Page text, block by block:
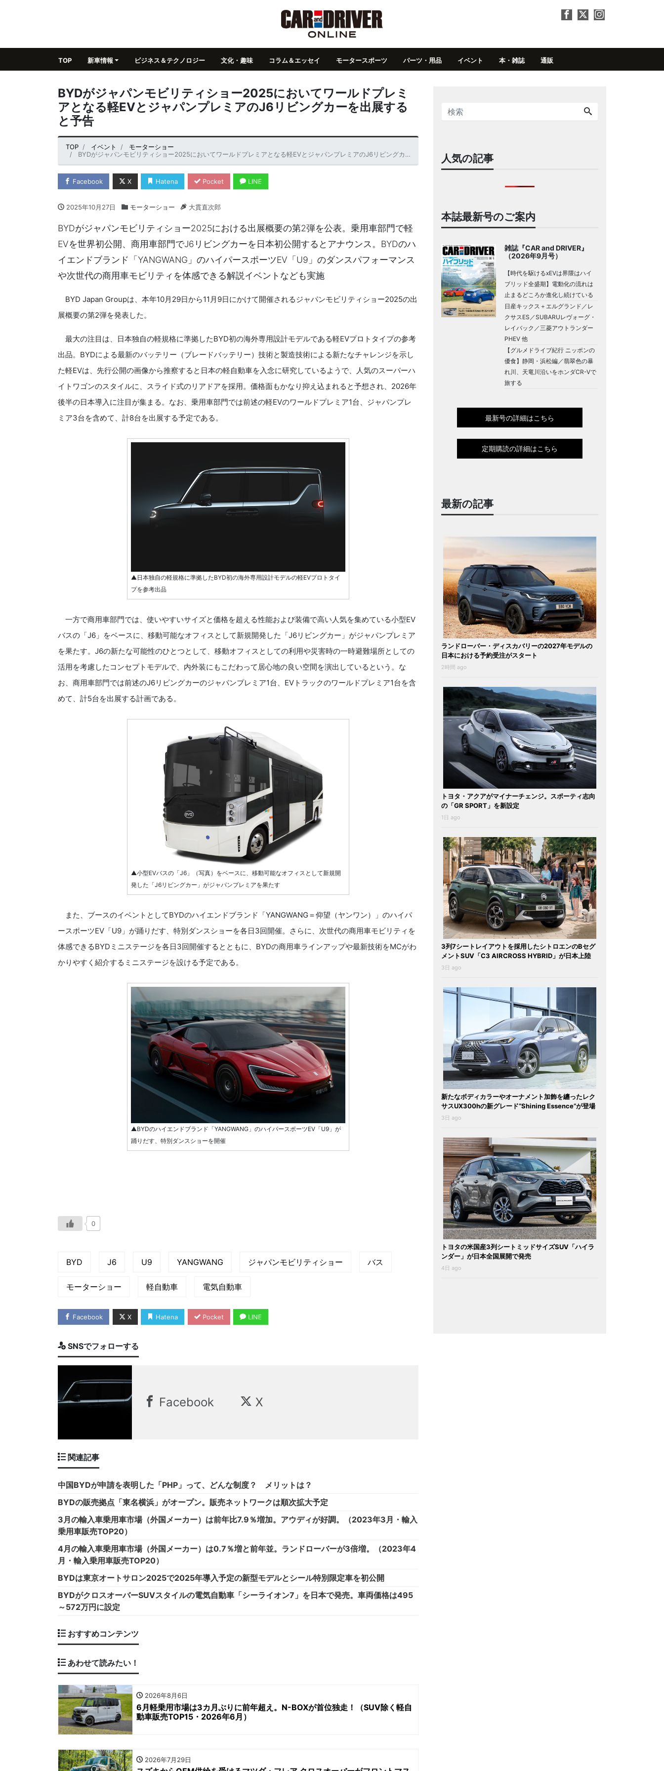
TOP 新車情報 ビジネス＆テクノロジー 文化・趣味 コラム＆エッセイ モータースポーツ パーツ・用品 イベント 本・雑誌 通販
BYDがジャパンモビリティショー2025においてワールドプレミ
アとなる軽EVとジャパンプレミアのJ6リビングカーを出展する
と予告
TOP イベント
モーターショー
BYDがジャパンモビリティショー2025においてワールドプレミアとなる軽EVとジャパンプレミアのJ6リビングカーを出展すると予告
Facebook X Hatena Pocket LINE
2025年10月27日 モーターショー 大貫直次郎
BYDがジャパンモビリティショー2025における出展概要の第2弾を公表。乗用車部門で軽
EVを世界初公開、商用車部門でJ6リビングカーを日本初公開するとアナウンス。BYDのハ
イエンドブランド「YANGWANG」のハイパースポーツEV「U9」のダンスパフォーマンス
や次世代の商用車モビリティを体感できる解説イベントなども実施
BYD Japan Groupは、本年10月29日から11月9日にかけて開催されるジャパンモビリティショー2025の出
展概要の第2弾を発表した。
最大の注目は、日本独自の軽規格に準拠したBYD初の海外専用設計モデルである軽EVプロトタイプの参考
出品。BYDによる最新のバッテリー（ブレードバッテリー）技術と製造技術による新たなチャレンジを示し
た軽EVは、先行公開の画像から推察すると日本の軽自動車を入念に研究しているようで、人気のスーパーハ
イトワゴンのスタイルに、スライド式のリアドアを採用。価格面もかなり抑え込まれると予想され、2026年
後半の日本導入に注目が集まる。なお、乗用車部門では前述の軽EVのワールドプレミア1台、ジャパンプレ
ミア3台を含めて、計8台を出展する予定である。
▲日本独自の軽規格に準拠したBYD初の海外専用設計モデルの軽EVプロトタイ
プを参考出品
一方で商用車部門では、使いやすいサイズと価格を超える性能および装備で高い人気を集めている小型EV
バスの「J6」をベースに、移動可能なオフィスとして新規開発した「J6リビングカー」がジャパンプレミア
を果たす。J6の新たな可能性のひとつとして、移動オフィスとしての利用や災害時の一時避難場所としての
活用を考慮したコンセプトモデルで、内外装にもこだわって居心地の良い空間を演出しているという。な
お、商用車部門では前述のJ6リビングカーのジャパンプレミア1台、EVトラックのワールドプレミア1台を含
めて、計5台を出展する計画である。
▲小型EVバスの「J6」（写真）をベースに、移動可能なオフィスとして新規開
発した「J6リビングカー」がジャパンプレミアを果たす
また、ブースのイベントとしてBYDのハイエンドブランド「YANGWANG＝仰望（ヤンワン）」のハイパ
ースポーツEV「U9」が踊りだす、特別ダンスショーを各日3回開催。さらに、次世代の商用車モビリティを
体感できるBYDミニステージを各日3回開催するとともに、BYDの商用車ラインアップや最新技術をMCがわ
かりやすく紹介するミニステージを設ける予定である。
▲BYDのハイエンドブランド「YANGWANG」のハイパースポーツEV「U9」が
踊りだす、特別ダンスショーを開催
0
BYD J6 U9 YANGWANG ジャパンモビリティショー バス
モーターショー 軽自動車 電気自動車
Facebook X Hatena Pocket LINE
SNSでフォローする
Facebook X
関連記事
中国BYDが申請を表明した「PHP」って、どんな制度？ メリットは？
BYDの販売拠点「東名横浜」がオープン。販売ネットワークは順次拡大予定
3月の輸入車乗用車市場（外国メーカー）は前年比7.9％増加。アウディが好調。（2023年3月・輸入
乗用車販売TOP20）
4月の輸入車乗用車市場（外国メーカー）は0.7％増と前年並。ランドローバーが3倍増。（2023年4
月・輸入乗用車販売TOP20）
BYDは東京オートサロン2025で2025年導入予定の新型モデルとシール特別限定車を初公開
BYDがクロスオーバーSUVスタイルの電気自動車「シーライオン7」を日本で発売。車両価格は495
～572万円に設定
おすすめコンテンツ
あわせて読みたい！
2026年8月6日
6月軽乗用市場は3カ月ぶりに前年超え。N-BOXが首位独走！（SUV除く軽自
動車販売TOP15・2026年6月）
2026年7月29日
人気の記事
本誌最新号のご案内
雑誌『CAR and DRIVER』
（2026年9月号）
【時代を駆けるxEVは界隈はハイ
ブリッド全盛期】電動化の流れは
止まるどころか進化し続けている
日産キックス＋エルグランド／レ
クサスES／SUBARUレヴォーグ・
レイバック／三菱アウトランダー
PHEV 他
【グルメドライブ紀行 ニッポンの
優食】静岡・浜松編／翡翠色の暴
れ川、天竜川沿いをホンダCR-Vで
旅する
最新号の詳細はこちら
定期購読の詳細はこちら
最新の記事
ランドローバー・ディスカバリーの2027年モデルの
日本における予約受注がスタート
2時間 ago
トヨタ・アクアがマイナーチェンジ。スポーティ志向
の「GR SPORT」を新設定
1日 ago
3列7シートレイアウトを採用したシトロエンのBセグ
メントSUV「C3 AIRCROSS HYBRID」が日本上陸
3日 ago
新たなボディカラーやオーナメント加飾を纏ったレク
サスUX300hの新グレード“Shining Essence”が登場
3日 ago
トヨタの米国産3列シートミッドサイズSUV「ハイラ
ンダー」が日本全国展開で発売
4日 ago